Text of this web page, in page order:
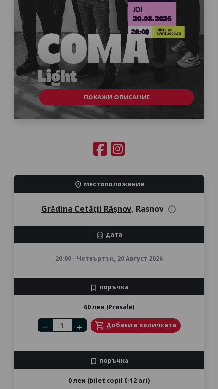
ПОКАЖИ ОПИСАНИЕ
location_on местоположение
Grădina Cetății Râșnov, Rasnov info
calendar_month дата
20:00 - Четвъртък, 20 Август 2026
bookmark поръчка
60 леи (Presale)
Number of tickets
remove add shopping_cart Добави в количката
bookmark поръчка
0 леи (bilet copil 0-12 ani)